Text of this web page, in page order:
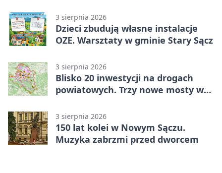
3 sierpnia 2026
Dzieci zbudują własne instalacje
OZE. Warsztaty w gminie Stary Sącz
3 sierpnia 2026
Blisko 20 inwestycji na drogach
powiatowych. Trzy nowe mosty w
3 sierpnia 2026
150 lat kolei w Nowym Sączu.
Muzyka zabrzmi przed dworcem